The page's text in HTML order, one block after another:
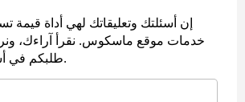
إن أسئلتك وتعليقاتك لهي أداة قيمة
خدمات موقع ماسكوس. نقرأ آراءك،
طلبكم في أسرع وقت ممكن.